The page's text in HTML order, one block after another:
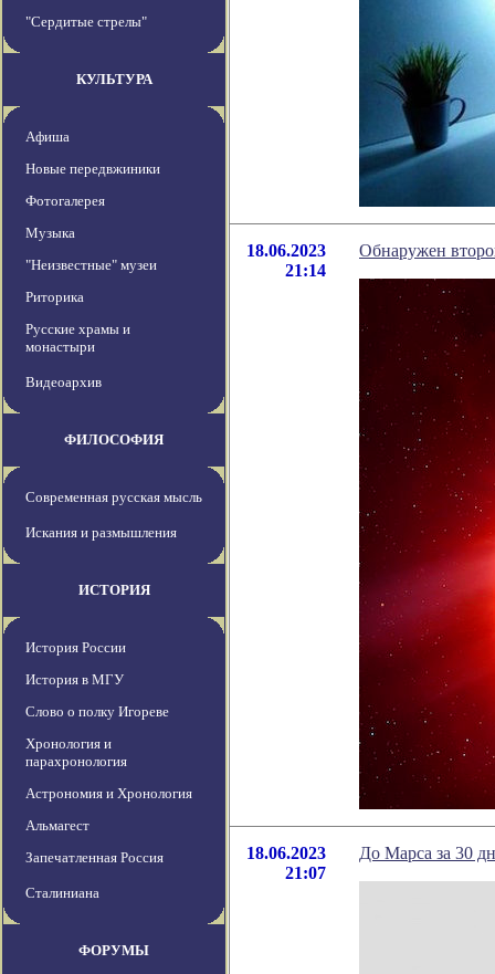
"Сердитые стрелы"
КУЛЬТУРА
Афиша
Новые передвжиники
Фотогалерея
Музыка
"Неизвестные" музеи
Риторика
Русские храмы и
монастыри
Видеоархив
ФИЛОСОФИЯ
Современная русская мысль
Искания и размышления
ИСТОРИЯ
История России
История в МГУ
Слово о полку Игореве
Хронология и
парахронология
Астрономия и Хронология
Альмагест
Запечатленная Россия
Сталиниана
ФОРУМЫ
18.06.2023
21:14
Обнаружен
18.06.2023
21:07
До Марса за 30